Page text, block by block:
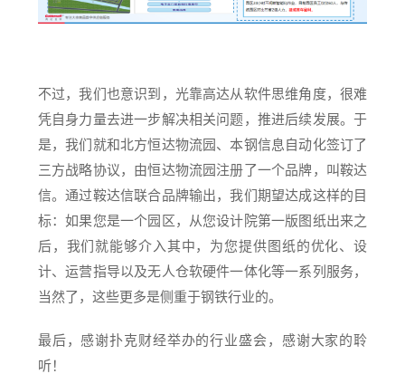
不过，我们也意识到，光靠高达从软件思维角度，很难
凭自身力量去进一步解决相关问题，推进后续发展。于
是，我们就和北方恒达物流园、本钢信息自动化签订了
三方战略协议，由恒达物流园注册了一个品牌，叫鞍达
信。通过鞍达信联合品牌输出，我们期望达成这样的目
标：如果您是一个园区，从您设计院第一版图纸出来之
后，我们就能够介入其中，为您提供图纸的优化、设
计、运营指导以及无人仓软硬件一体化等一系列服务，
当然了，这些更多是侧重于钢铁行业的。
最后，感谢扑克财经举办的行业盛会，感谢大家的聆
听！